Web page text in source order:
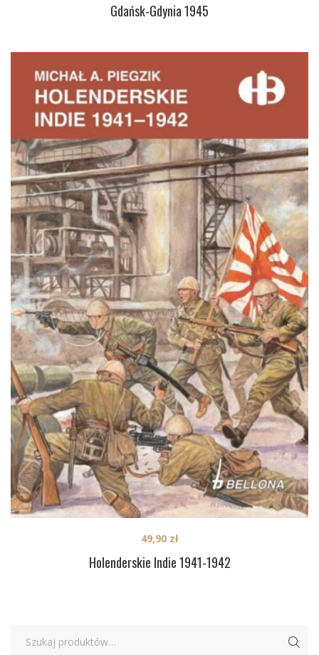
Gdańsk-Gdynia 1945
Holenderskie Indie 1941-1942
49,90 zł